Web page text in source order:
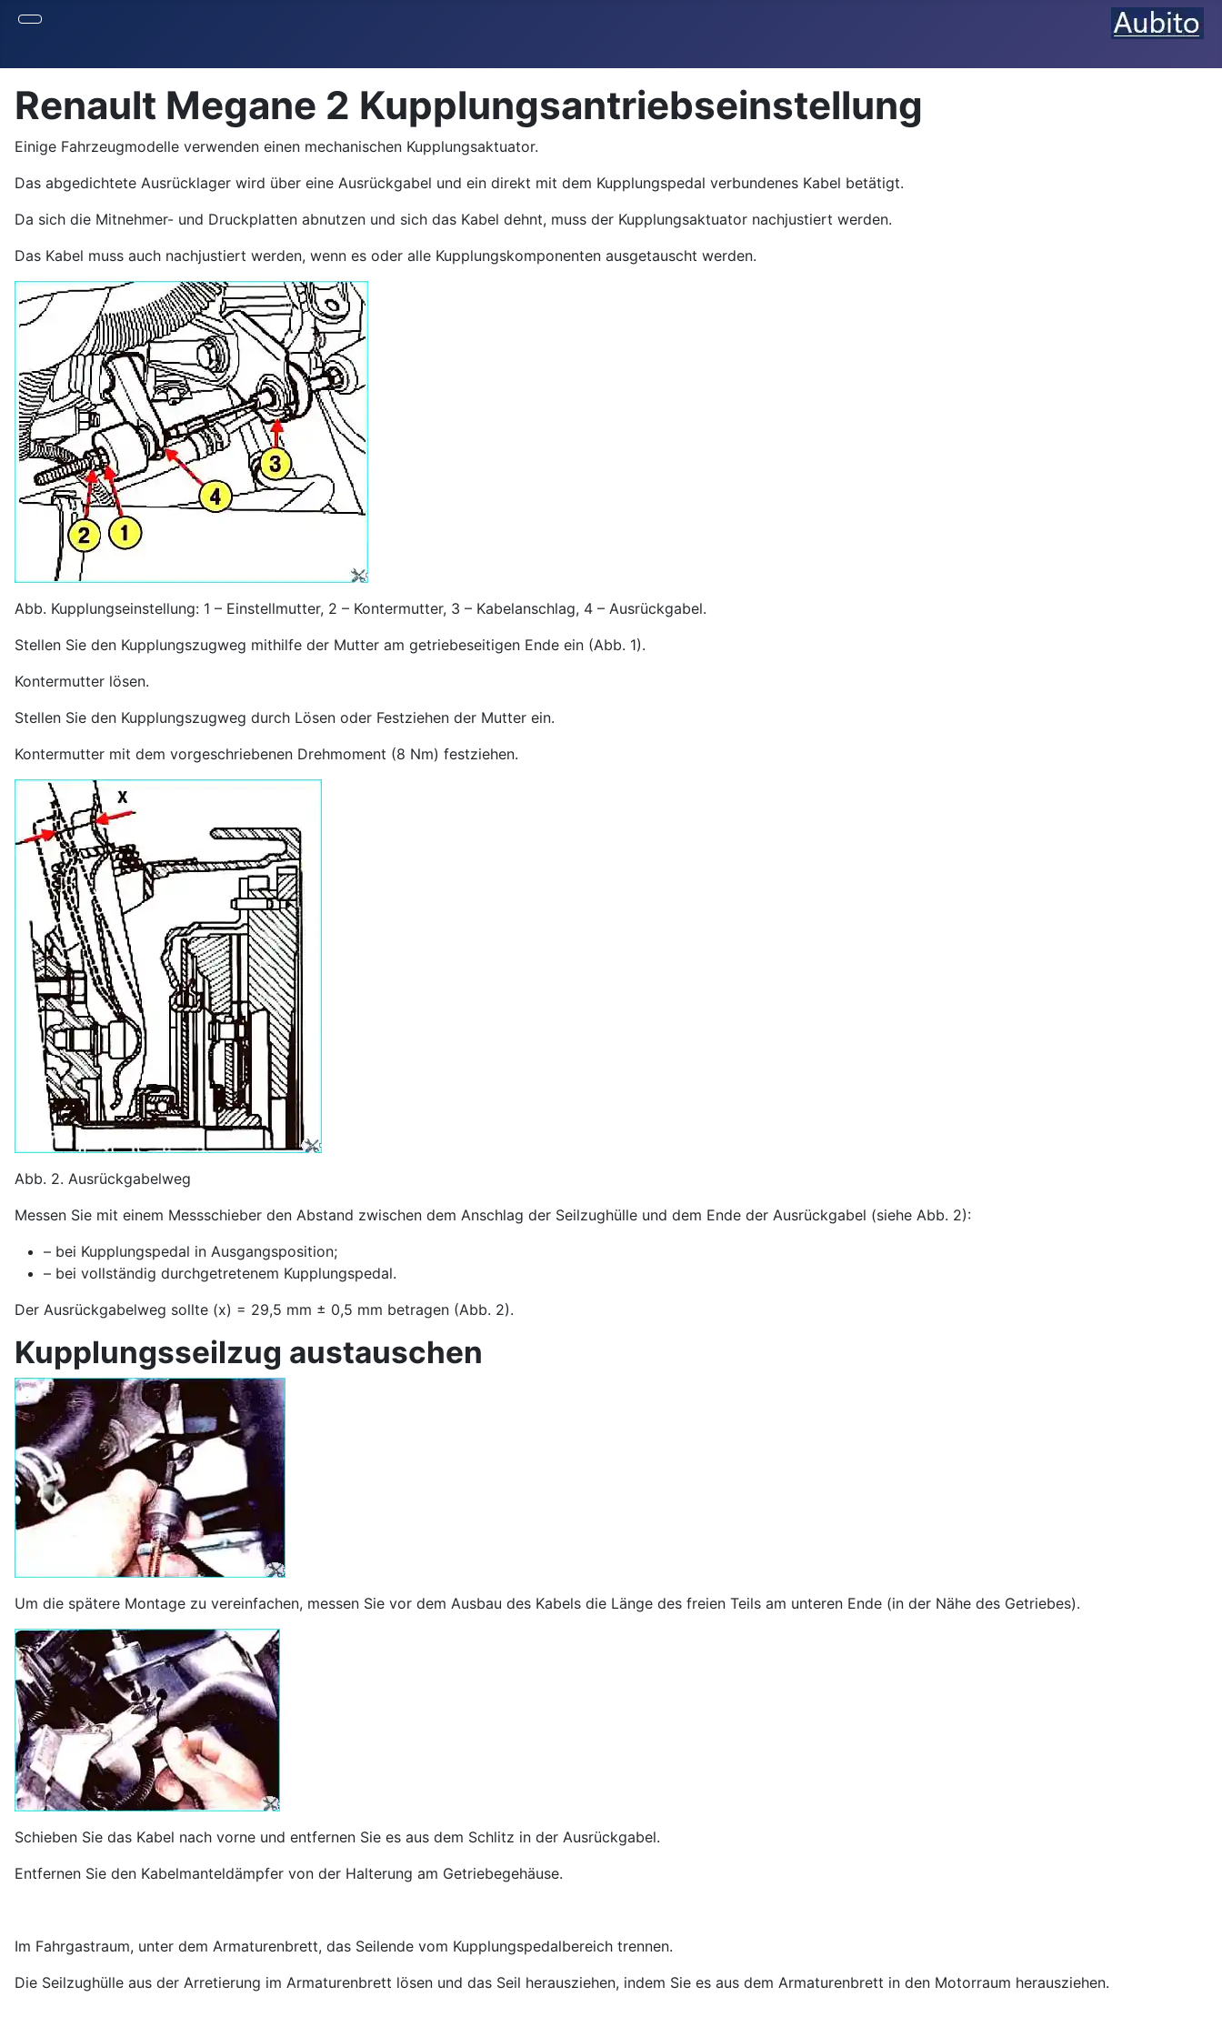
Renault Megane 2 Kupplungsantriebseinstellung
Einige Fahrzeugmodelle verwenden einen mechanischen Kupplungsaktuator.
Das abgedichtete Ausrücklager wird über eine Ausrückgabel und ein direkt mit dem Kupplungspedal verbundenes Kabel betätigt.
Da sich die Mitnehmer- und Druckplatten abnutzen und sich das Kabel dehnt, muss der Kupplungsaktuator nachjustiert werden.
Das Kabel muss auch nachjustiert werden, wenn es oder alle Kupplungskomponenten ausgetauscht werden.
Abb. Kupplungseinstellung: 1 – Einstellmutter, 2 – Kontermutter, 3 – Kabelanschlag, 4 – Ausrückgabel.
Stellen Sie den Kupplungszugweg mithilfe der Mutter am getriebeseitigen Ende ein (Abb. 1).
Kontermutter lösen.
Stellen Sie den Kupplungszugweg durch Lösen oder Festziehen der Mutter ein.
Kontermutter mit dem vorgeschriebenen Drehmoment (8 Nm) festziehen.
Abb. 2. Ausrückgabelweg
Messen Sie mit einem Messschieber den Abstand zwischen dem Anschlag der Seilzughülle und dem Ende der Ausrückgabel (siehe Abb. 2):
– bei Kupplungspedal in Ausgangsposition;
– bei vollständig durchgetretenem Kupplungspedal.
Der Ausrückgabelweg sollte (x) = 29,5 mm ± 0,5 mm betragen (Abb. 2).
Kupplungsseilzug austauschen
Um die spätere Montage zu vereinfachen, messen Sie vor dem Ausbau des Kabels die Länge des freien Teils am unteren Ende (in der Nähe des Getriebes).
Schieben Sie das Kabel nach vorne und entfernen Sie es aus dem Schlitz in der Ausrückgabel.
Entfernen Sie den Kabelmanteldämpfer von der Halterung am Getriebegehäuse.
Im Fahrgastraum, unter dem Armaturenbrett, das Seilende vom Kupplungspedalbereich trennen.
Die Seilzughülle aus der Arretierung im Armaturenbrett lösen und das Seil herausziehen, indem Sie es aus dem Armaturenbrett in den Motorraum herausziehen.